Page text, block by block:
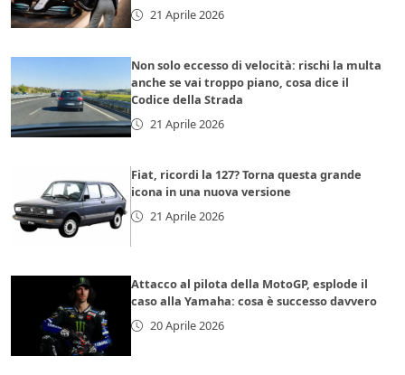
21 Aprile 2026
Non solo eccesso di velocità: rischi la multa
anche se vai troppo piano, cosa dice il
Codice della Strada
21 Aprile 2026
Fiat, ricordi la 127? Torna questa grande
icona in una nuova versione
21 Aprile 2026
Attacco al pilota della MotoGP, esplode il
caso alla Yamaha: cosa è successo davvero
20 Aprile 2026